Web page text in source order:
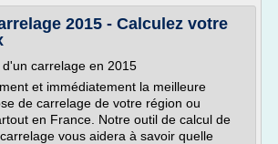
2015 - Calculez votre
carrelage en 2015
et immédiatement la meilleure
de carrelage de votre région ou
en France. Notre outil de calcul de
vous aidera à savoir quelle